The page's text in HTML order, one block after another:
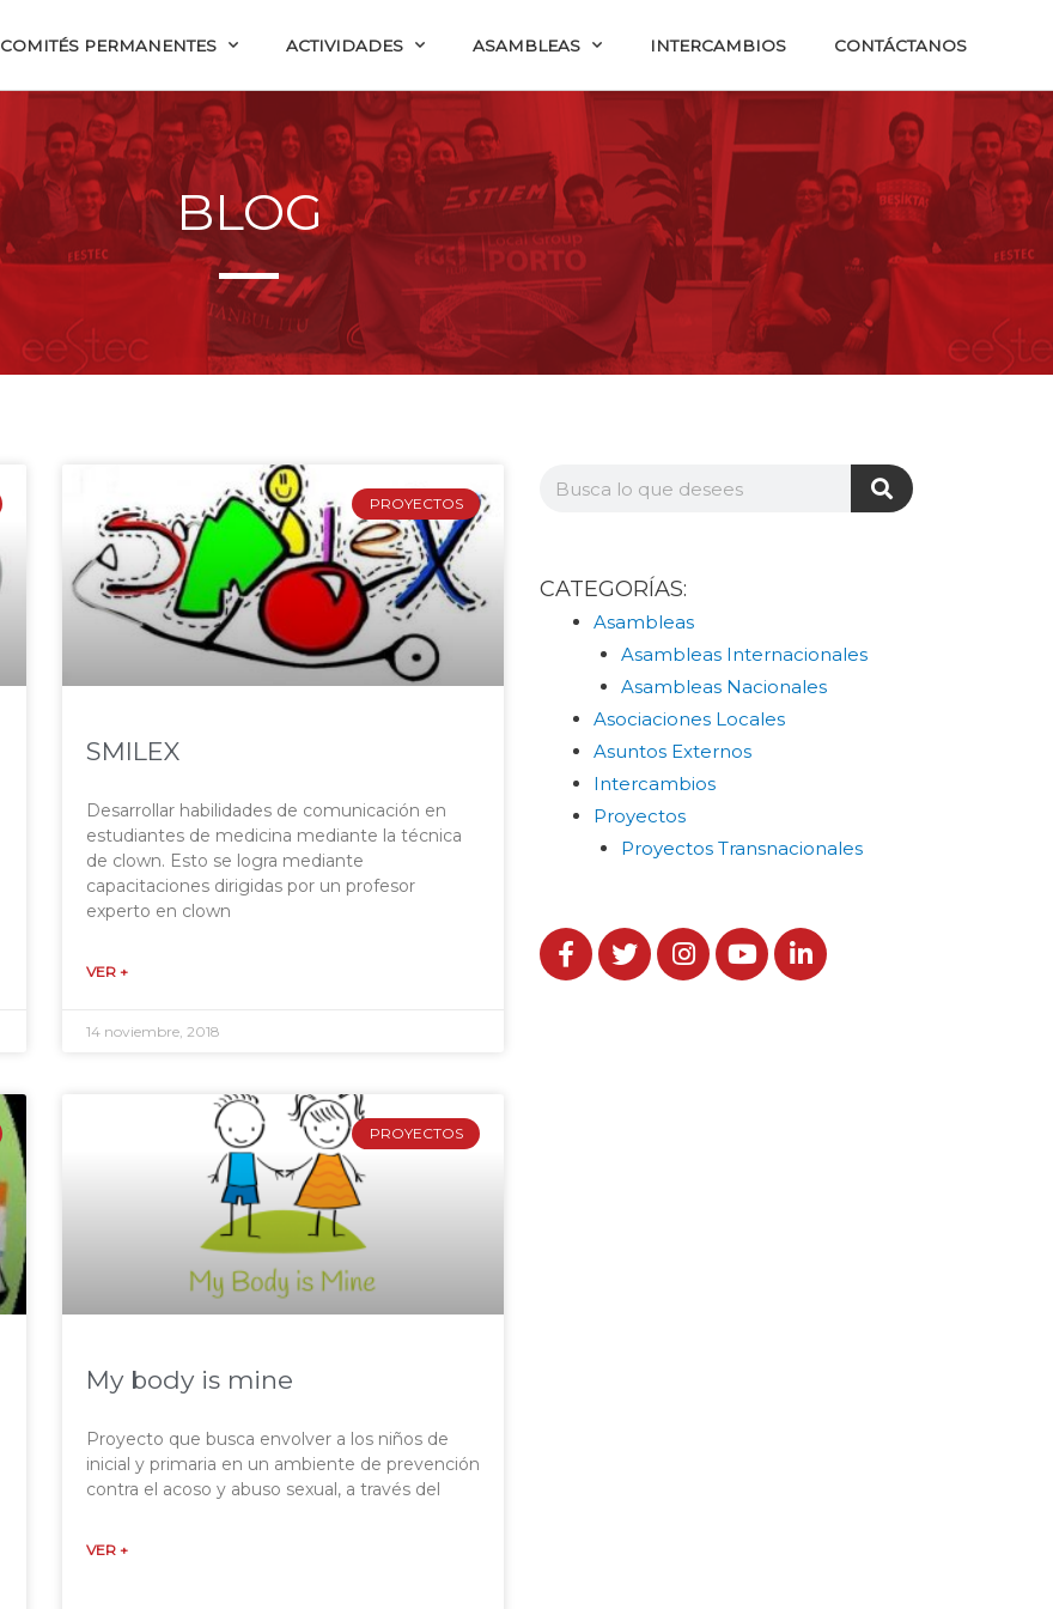
COMITÉS PERMANENTES ACTIVIDADES ASAMBLEAS INTERCAMBIOS CONTÁCTANOS
BLOG
PROYECTOS
SMILEX
Desarrollar habilidades de comunicación en
estudiantes de medicina mediante la técnica
de clown. Esto se logra mediante
capacitaciones dirigidas por un profesor
experto en clown
VER +
14 noviembre, 2018
PROYECTOS
My body is mine
Proyecto que busca envolver a los niños de
inicial y primaria en un ambiente de prevención
contra el acoso y abuso sexual, a través del
VER +
CATEGORÍAS:
Asambleas
Asambleas Internacionales
Asambleas Nacionales
Asociaciones Locales
Asuntos Externos
Intercambios
Proyectos
Proyectos Transnacionales